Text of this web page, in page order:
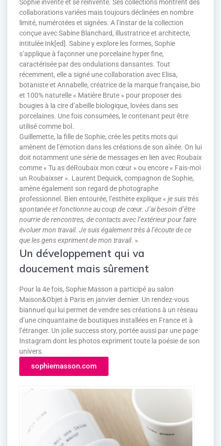
Sophie invente et se réinvente. Ses collections montrent des
collaborations variées mais toujours déclinées en nombre
limité, numérotées et signées. A l’instar de la collection
conçue avec Sabine Blanchard, illustratrice et architecte,
intitulée Ink[ed]. Sabine y explore les formes, Sophie
s’applique à façonner une porcelaine hyper fine,
caractérisée par des ondulations dansantes. Tout
récemment, elle a signé une collaboration avec Elisa,
botaniste et Annabelle, créatrice de la marque française, bio
et 100% naturelle « Matière Brute » pour proposer des
bougies à la cire d’abeille biologique, lovées dans ses
porcelaines. Une fois consumées, le contenant peut être
utilisé comme bol.
Guillemette, la fille de Sophie, crée les petits mots qui
amènent de l’émotion dans les créations de son aînée. On lui
doit notamment une série de messages en lien avec Roubaix
comme « Tu as déRoubaix mon cœur » ou encore « Fais-moi
un Roubaixser ». Laurent Dequick, compagnon de Sophie,
amène également son regard de photographe
professionnel. Bien entourée, l’esthète explique « je suis très
spontanée et fonctionne au coup de cœur. J’ai besoin d’être
nourrie de rencontres, de contacts avec l’extérieur pour faire
évoluer mon travail. Je suis également très à l’écoute de ce
que les gens expriment de mon travail. »
Un développement qui va
doucement mais sûrement
Pour la 4e fois, Sophie Masson a participé au salon
Maison&Objet à Paris en janvier dernier. Un rendez-vous
biannuel qui lui permet de vendre ses créations à un réseau
d’une cinquantaine de boutiques installées en France et à
l’étranger. Un jolie success story, portée aussi par une page
Instagram dont les photos expriment toute la poésie de son
univers.
sophiemasson.com